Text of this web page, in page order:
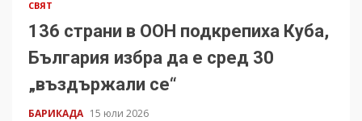
СВЯТ
136 страни в ООН подкрепиха Куба,
България избра да е сред 30
„въздържали се“
БАРИКАДА 15 юли 2026